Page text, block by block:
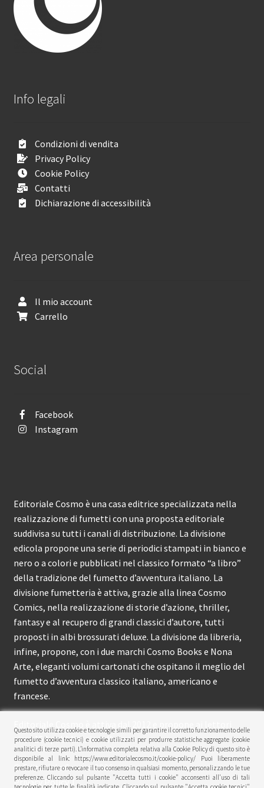
Info legali
Condizioni di vendita
Privacy Policy
Cookie Policy
Contatti
Dichiarazione di accessibilità
Area personale
Il mio account
Carrello
Social
Facebook
Instagram
Editoriale Cosmo è una casa editrice specializzata nella
realizzazione di fumetti con una proposta editoriale
suddivisa su tutti i canali di distribuzione. La divisione
edicola propone una serie di periodici stampati in bianco e
nero o a colori e pubblicati nel classico formato “a libro”
della tradizione del fumetto d’avventura italiano. La
divisione fumetteria è attiva, grazie alla linea Cosmo
Comics, nella realizzazione di storie d’azione, thriller,
fantasy e al recupero di grandi classici d’autore, tutti
proposti in albi brossurati deluxe. La divisione da libreria,
infine, propone, con i due marchi Cosmo Books e Nona
Arte, eleganti volumi cartonati che ospitano il meglio del
fumetto d’avventura classico italiano, americano e
francese.
circa 150 pubblicazioni l’anno.
© Editoriale Cosmo 2026
Privacy Policy
Questo sito utilizza cookie e tecnologie simili per garantire il corretto funzionamento delle
procedure (cookie tecnici) e cookie utilizzati per produrre statistiche aggregate (cookie
analitici di terze parti). L’informativa completa relativa alla Cookie Policy di questo sito è
disponibile al link: https://www.editorialecosmo.it/cookie-policy/ Puoi liberamente
prestare, rifiutare o revocare il tuo consenso in qualsiasi momento, personalizzando le tue
preferenze. Cliccando sul pulsante "Accetta tutti i cookie" acconsenti all'uso di tali